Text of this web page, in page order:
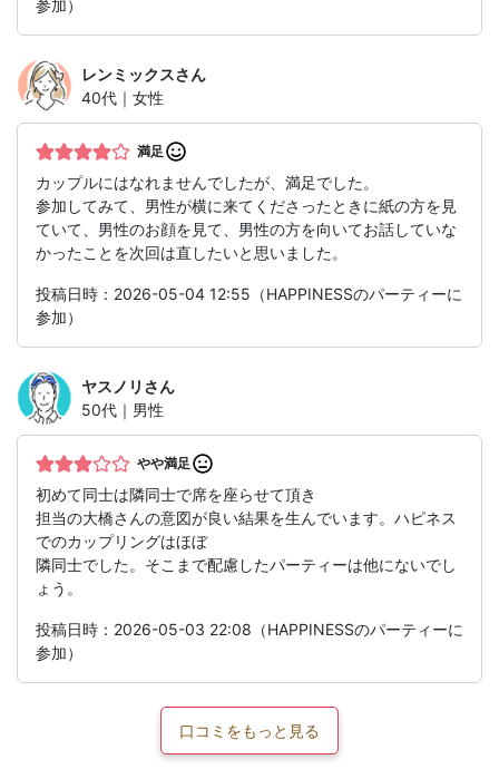
参加）
レンミックスさん
40代｜女性
満足
カップルにはなれませんでしたが、満足でした。
参加してみて、男性が横に来てくださったときに紙の方を見
ていて、男性のお顔を見て、男性の方を向いてお話していな
かったことを次回は直したいと思いました。
投稿日時：2026-05-04 12:55（HAPPINESSのパーティーに
参加）
ヤスノリ さん
50代｜男性
やや満足
初めて同士は隣同士で席を座らせて頂き
担当の大橋さんの意図が良い結果を生んでいます。ハピネス
でのカップリングはほぼ
隣同士でした。そこまで配慮したパーティーは他にないでし
ょう。
投稿日時：2026-05-03 22:08（HAPPINESSのパーティーに
参加）
口コミをもっと見る